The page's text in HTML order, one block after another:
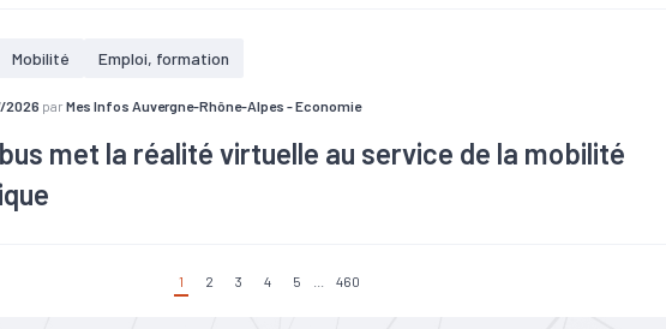
par les orages dans le département. Elle cherche à recruter, dans un contexte où
déjà soutenue.
Mobilité Emploi, formation
2026 par Mes Infos Auvergne-Rhône-Alpes - Economie
met la réalité virtuelle au service de la mobilité
1 2 3 4 5 460